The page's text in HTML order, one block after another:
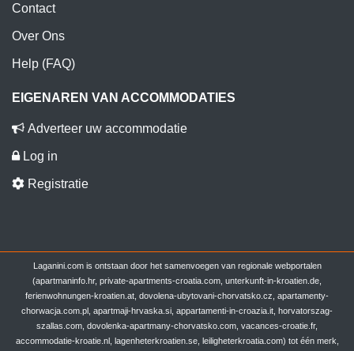
Contact
Over Ons
Help (FAQ)
EIGENAREN VAN ACCOMMODATIES
Adverteer uw accommodatie
Log in
Registratie
Laganini.com is ontstaan door het samenvoegen van regionale webportalen
(apartmaninfo.hr, private-apartments-croatia.com, unterkunft-in-kroatien.de,
ferienwohnungen-kroatien.at, dovolena-ubytovani-chorvatsko.cz, apartamenty-
chorwacja.com.pl, apartmaji-hrvaska.si, appartamenti-in-croazia.it, horvatorszag-
szallas.com, dovolenka-apartmany-chorvatsko.com, vacances-croatie.fr,
accommodatie-kroatie.nl, lagenheterkroatien.se, leiligheterkroatia.com) tot één merk,